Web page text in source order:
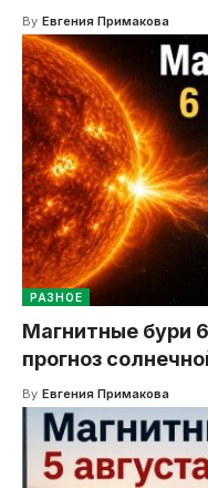
By Евгения Примакова
РАЗНОЕ
Магнитные бури
прогноз
By Евгения Примакова